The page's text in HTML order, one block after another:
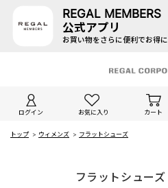
REGAL MEMBERS
公式アプリ
お買い物をさらに便利でお得に
ログイン お気に入り カート
トップ > ウィメンズ > フラットシューズ
フラットシュー